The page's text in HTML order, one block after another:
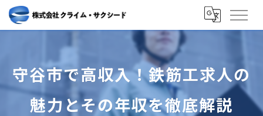
守谷市で高収入！鉄筋工求人の
魅力とその年収を徹底解説